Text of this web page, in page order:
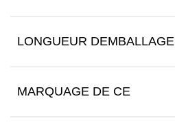
LONGUEUR DEMBALLAGE
MARQUAGE DE CE